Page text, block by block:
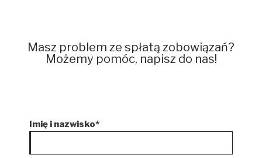
Masz problem ze spłatą zobowiązań?
Możemy pomóc, napisz do nas!
Imię i nazwisko*